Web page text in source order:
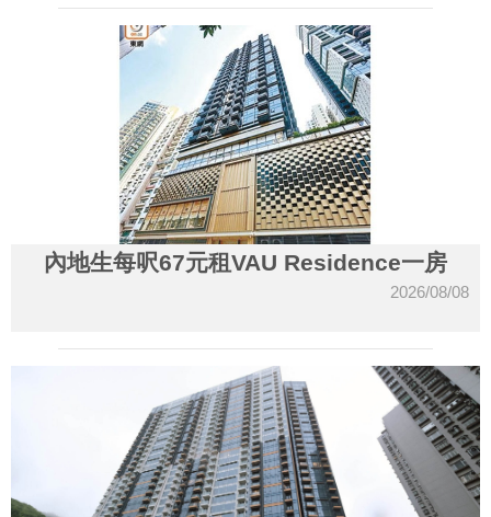
內地生每呎67元租VAU Residence一房
2026/08/08